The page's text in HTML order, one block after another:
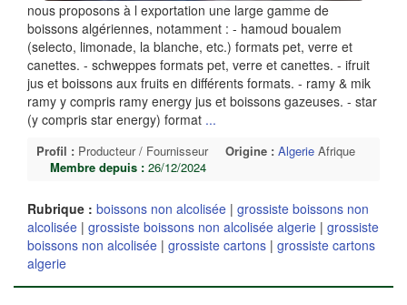
nous proposons à l exportation une large gamme de
boissons algériennes, notamment : - hamoud boualem
(selecto, limonade, la blanche, etc.) formats pet, verre et
canettes. - schweppes formats pet, verre et canettes. - ifruit
jus et boissons aux fruits en différents formats. - ramy & mik
ramy y compris ramy energy jus et boissons gazeuses. - star
(y compris star energy) format ...
Profil : Producteur / Fournisseur Origine : Algerie Afrique
Membre depuis : 26/12/2024
Rubrique : boissons non alcolisée | grossiste boissons non
alcolisée | grossiste boissons non alcolisée algerie | grossiste
boissons non alcolisée | grossiste cartons | grossiste cartons
algerie